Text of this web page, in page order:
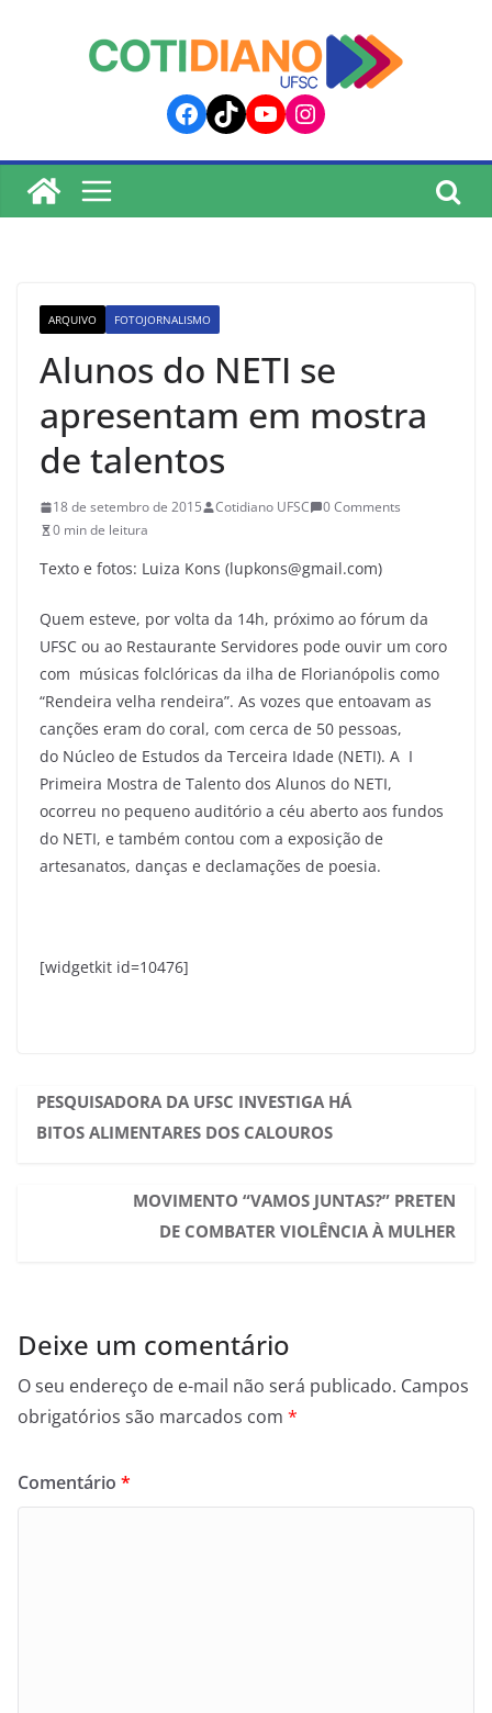
Facebook
TikTokYouTube
Instagram
ARQUIVO FOTOJORNALISMO
Alunos do NETI se
apresentam em mostra
de talentos
18 de setembro de 2015 Cotidiano UFSC
0 Comments
0 min de leitura
Texto e fotos: Luiza Kons (lupkons@gmail.com)
Quem esteve, por volta da 14h, próximo ao fórum da
UFSC ou ao Restaurante Servidores pode ouvir um coro
com músicas folclóricas da ilha de Florianópolis como
“Rendeira velha rendeira”. As vozes que entoavam as
canções eram do coral, com cerca de 50 pessoas,
do Núcleo de Estudos da Terceira Idade (NETI). A I
Primeira Mostra de Talento dos Alunos do NETI,
ocorreu no pequeno auditório a céu aberto aos fundos
do NETI, e também contou com a exposição de
artesanatos, danças e declamações de poesia.
[widgetkit id=10476]
PESQUISADORA DA UFSC INVESTIGA HÁ
BITOS ALIMENTARES DOS CALOUROS
MOVIMENTO “VAMOS JUNTAS?” PRETEN
DE COMBATER VIOLÊNCIA À MULHER
Deixe um comentário
O seu endereço de e-mail não será publicado. Campos
obrigatórios são marcados com *
Comentário *